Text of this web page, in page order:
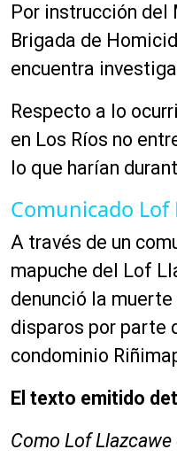
Por instrucción
Brigada de
encuentra
Respecto a lo
en Los Ríos no
lo que harían
Comunicado Lof
A través de un
mapuche del Lof
denunció la
disparos por parte
condominio
El texto emitido
Como Lof